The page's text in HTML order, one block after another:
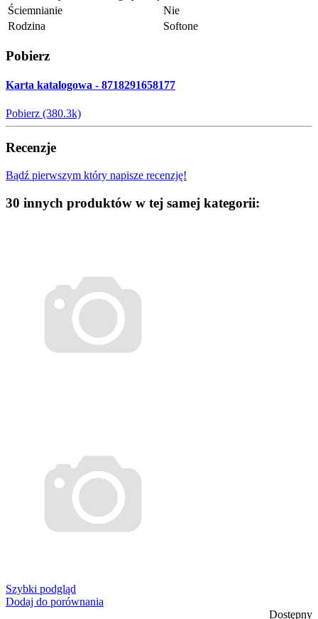
Ściemnianie
Nie
Rodzina
Softone
Pobierz
Karta katalogowa - 8718291658177
Pobierz (380.3k)
Recenzje
Bądź pierwszym który napisze recenzję!
30 innych produktów w tej samej kategorii:
Szybki podgląd
Dodaj do porównania
Dostępny